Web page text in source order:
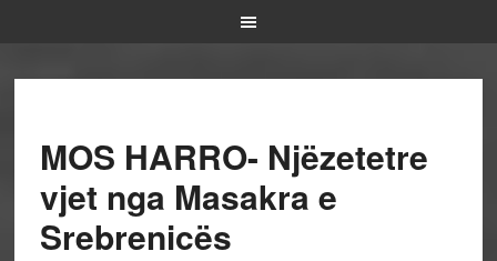
MOS HARRO- Njëzetetre
vjet nga Masakra e
Srebrenicës